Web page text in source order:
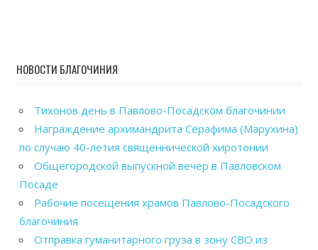
НОВОСТИ БЛАГОЧИНИЯ
Тихонов день в Павлово-Посадском благочинии
Награждение архимандрита Серафима (Марухина)
по случаю 40-летия священнической хиротонии
Общегородской выпускной вечер в Павловском
Посаде
Рабочие посещения храмов Павлово-Посадского
благочиния
Отправка гуманитарного груза в зону СВО из